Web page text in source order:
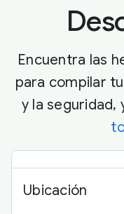
Encuentra las
para compilar
y la seguridad,
Ubicación